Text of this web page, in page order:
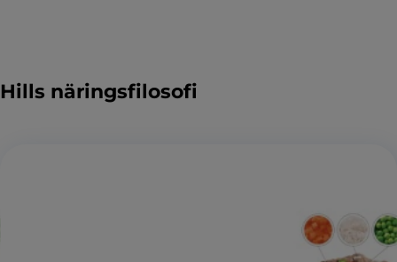
Hills näringsfilosofi